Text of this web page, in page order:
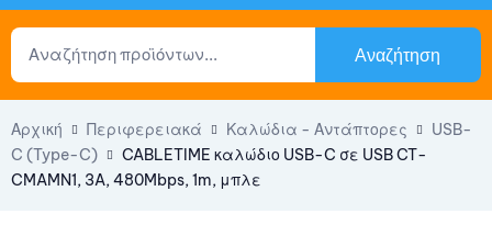
Αναζήτηση
Αρχική Περιφερειακά Καλώδια - Αντάπτορες
USB-
C (Type-C)
CABLETIME καλώδιο USB-C σε USB CT-
CMAMN1, 3A, 480Mbps, 1m, μπλε